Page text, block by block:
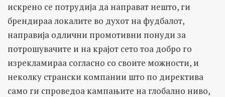
искрено се потрудија да направат нешто, ги
брендираа локалите во духот на фудбалот,
направија одлични промотивни понуди за
потрошувачите и на крајот сето тоа добро го
изрекламираа согласно со своите можности, и
неколку странски компании што по директива
само ги спроведоа кампањите на глобално ниво,